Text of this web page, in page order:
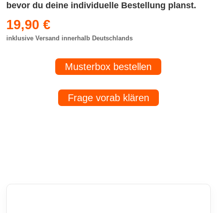
bevor du deine individuelle Bestellung planst.
19,90 €
inklusive Versand innerhalb Deutschlands
Musterbox bestellen
Frage vorab klären